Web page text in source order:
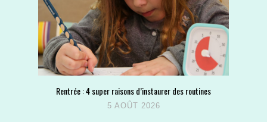
Rentrée : 4 super raisons d’instaurer des routines
5 AOÛT 2026